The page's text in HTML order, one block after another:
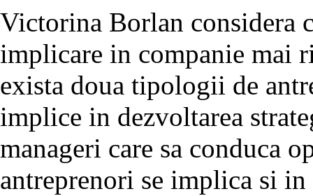
Victorina Borlan considera
implicare in companie mai
exista doua tipologii de
implice in dezvoltarea
manageri care sa conduca
antreprenori se implica si